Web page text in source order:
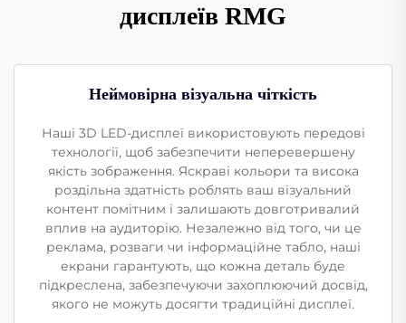
дисплеїв RMG
Неймовірна візуальна чіткість
Наші 3D LED-дисплеї використовують передові
технології, щоб забезпечити неперевершену
якість зображення. Яскраві кольори та висока
роздільна здатність роблять ваш візуальний
контент помітним і залишають довготривалий
вплив на аудиторію. Незалежно від того, чи це
реклама, розваги чи інформаційне табло, наші
екрани гарантують, що кожна деталь буде
підкреслена, забезпечуючи захоплюючий досвід,
якого не можуть досягти традиційні дисплеї.